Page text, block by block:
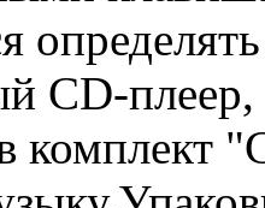
CD-плеер,
комплект